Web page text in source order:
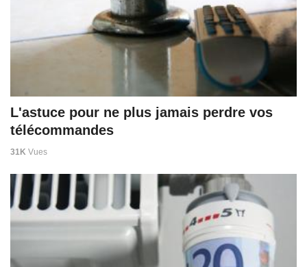
L'astuce pour ne plus jamais perdre vos
télécommandes
31K Vues